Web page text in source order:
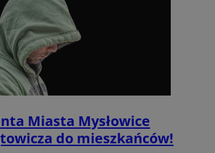
Miasta Mysłowice
do mieszkańców!